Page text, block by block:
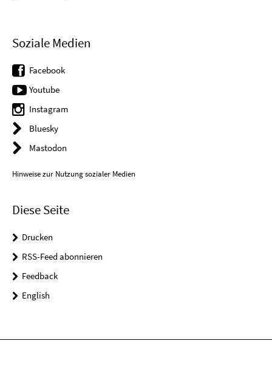
Soziale Medien
Facebook
Youtube
Instagram
Bluesky
Mastodon
Hinweise zur Nutzung sozialer Medien
Diese Seite
Drucken
RSS-Feed abonnieren
Feedback
English